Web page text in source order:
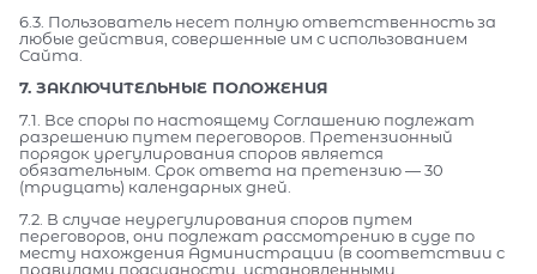
6.3. Пользователь несет полную ответственность за
любые действия, совершенные им с использованием
Сайта.
7. ЗАКЛЮЧИТЕЛЬНЫЕ ПОЛОЖЕНИЯ
7.1. Все споры по настоящему Соглашению подлежат
разрешению путем переговоров. Претензионный
порядок урегулирования споров является
обязательным. Срок ответа на претензию — 30
(тридцать) календарных дней.
7.2. В случае неурегулирования споров путем
переговоров, они подлежат рассмотрению в суде по
месту нахождения Администрации (в соответствии с
правилами подсудности, установленными